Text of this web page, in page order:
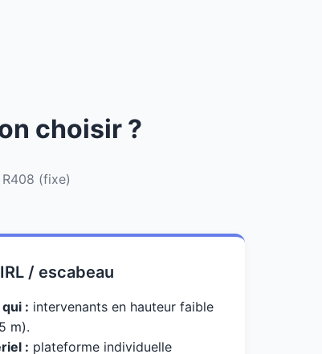
choisir ?
(fixe)
/ escabeau
: intervenants en hauteur faible
m).
: plateforme individuelle